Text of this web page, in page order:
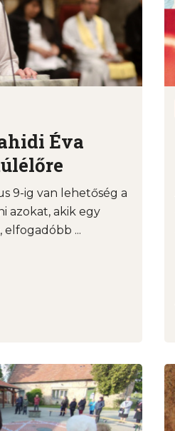
Éva
9-ig van lehetőség a
azokat, akik egy
elfogadóbb ...